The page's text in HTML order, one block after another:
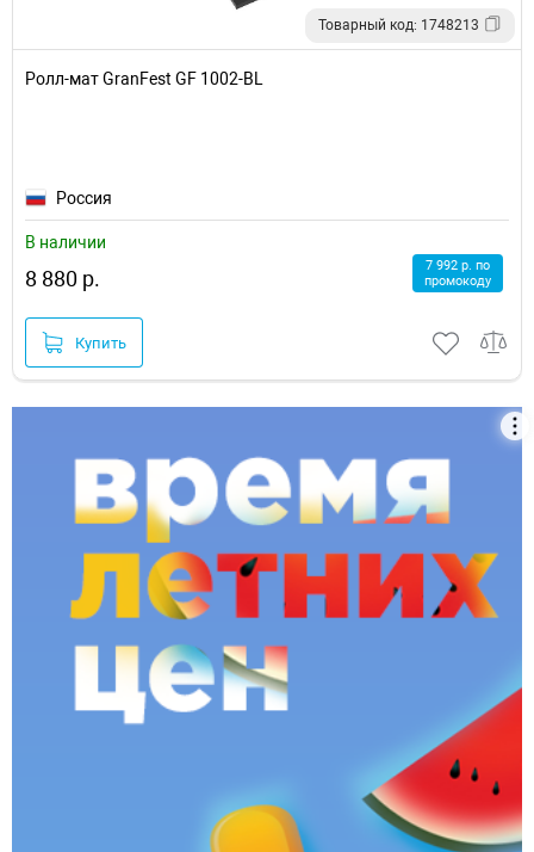
Товарный код: 1748213
Ролл-мат GranFest GF 1002-BL
Россия
В наличии
8 880 р.
7 992 р. по
промокоду
Купить